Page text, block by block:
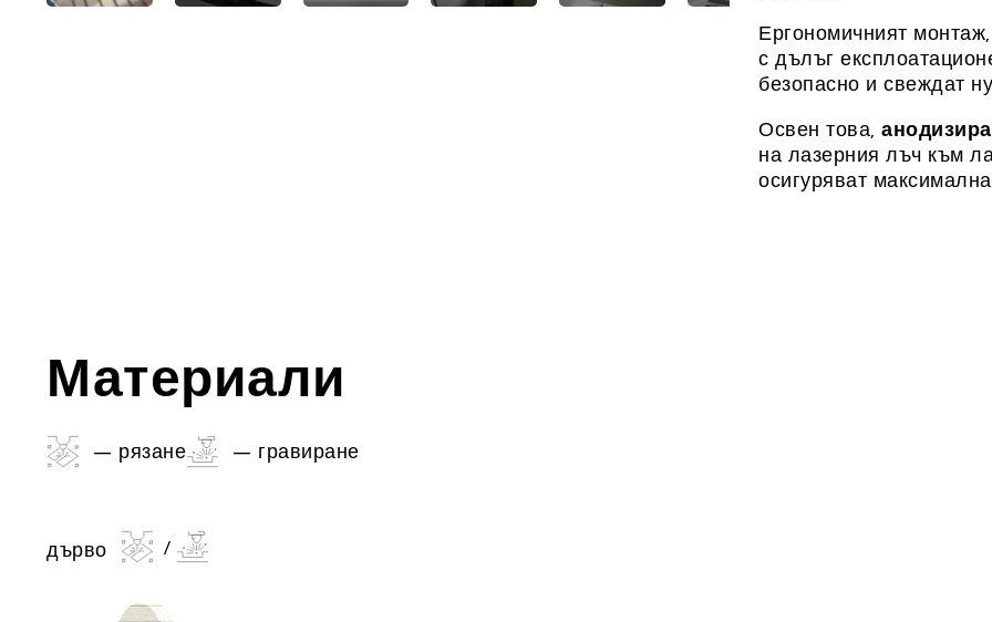
Ергономичният
с дълъг
безопасно и свеждат
Освен това,
на лазерния лъч към
осигуряват
Материали
– рязане – гравиране
дърво